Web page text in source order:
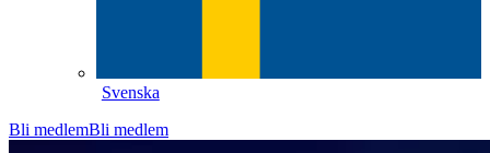
Svenska
Bli medlemBli medlem